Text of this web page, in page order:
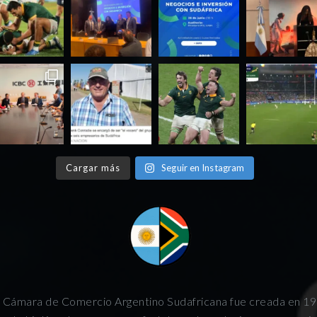
Cargar más Seguir en Instagram
Cámara de Comercio Argentino Sudafricana fue creada en